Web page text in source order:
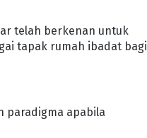
telah berkenan untuk
tapak rumah ibadat bagi
paradigma apabila